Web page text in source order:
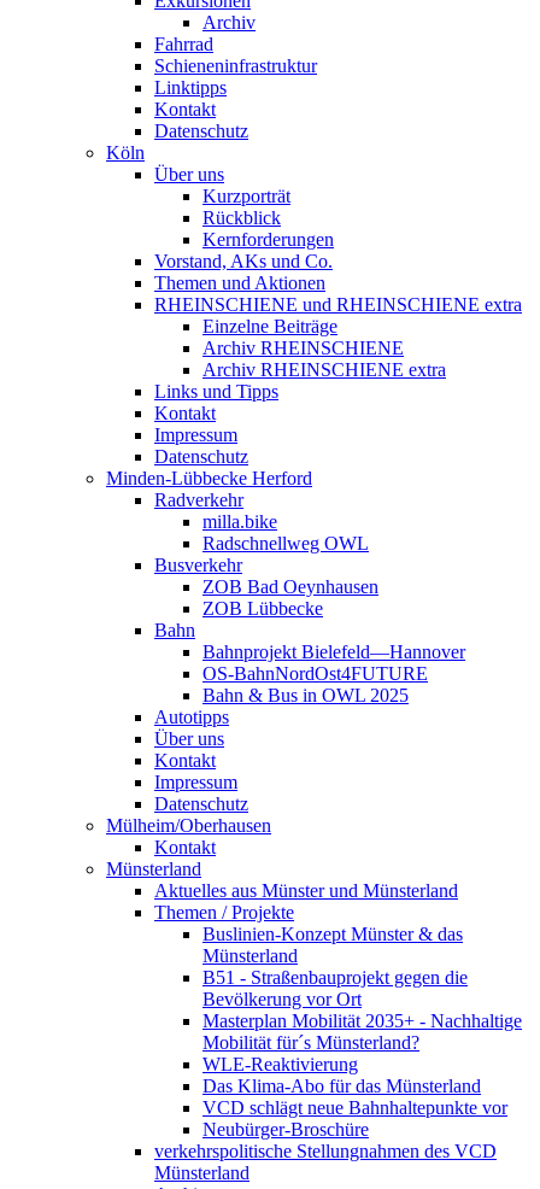
Archiv
Fahrrad
Schieneninfrastruktur
Linktipps
Kontakt
Datenschutz
Köln
Über uns
Kurzporträt
Rückblick
Kernforderungen
Vorstand, AKs und Co.
Themen und Aktionen
RHEINSCHIENE und RHEINSCHIENE extra
Einzelne Beiträge
Archiv RHEINSCHIENE
Archiv RHEINSCHIENE extra
Links und Tipps
Kontakt
Impressum
Datenschutz
Minden-Lübbecke Herford
Radverkehr
milla.bike
Radschnellweg OWL
Busverkehr
ZOB Bad Oeynhausen
ZOB Lübbecke
Bahn
Bahnprojekt Bielefeld—Hannover
OS-BahnNordOst4FUTURE
Bahn & Bus in OWL 2025
Autotipps
Über uns
Kontakt
Impressum
Datenschutz
Mülheim/Oberhausen
Kontakt
Münsterland
Aktuelles aus Münster und Münsterland
Themen / Projekte
Buslinien-Konzept Münster & das
Münsterland
B51 - Straßenbauprojekt gegen die
Bevölkerung vor Ort
Masterplan Mobilität 2035+ - Nachhaltige
Mobilität für´s Münsterland?
WLE-Reaktivierung
Das Klima-Abo für das Münsterland
VCD schlägt neue Bahnhaltepunkte vor
Neubürger-Broschüre
verkehrspolitische Stellungnahmen des VCD
Münsterland